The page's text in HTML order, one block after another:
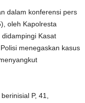
dalam konferensi pers
oleh Kapolresta
Kasat
menegaskan kasus
P, 41,